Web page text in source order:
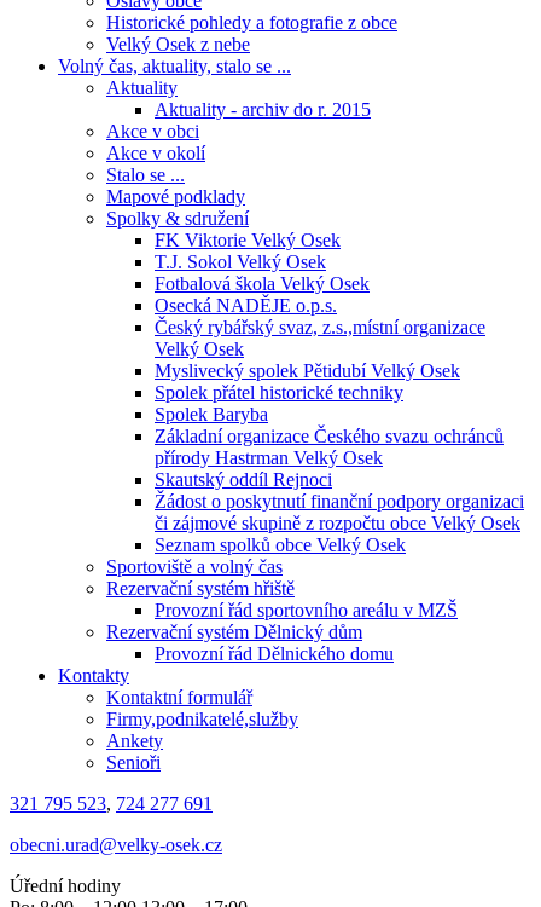
Historické pohledy a fotografie z obce
Velký Osek z nebe
Volný čas, aktuality, stalo se ...
Aktuality
Aktuality - archiv do r. 2015
Akce v obci
Akce v okolí
Stalo se ...
Mapové podklady
Spolky & sdružení
FK Viktorie Velký Osek
T.J. Sokol Velký Osek
Fotbalová škola Velký Osek
Osecká NADĚJE o.p.s.
Český rybářský svaz, z.s.,místní organizace
Velký Osek
Myslivecký spolek Pětidubí Velký Osek
Spolek přátel historické techniky
Spolek Baryba
Základní organizace Českého svazu ochránců
přírody Hastrman Velký Osek
Skautský oddíl Rejnoci
Žádost o poskytnutí finanční podpory organizaci
či zájmové skupině z rozpočtu obce Velký Osek
Seznam spolků obce Velký Osek
Sportoviště a volný čas
Rezervační systém hřiště
Provozní řád sportovního areálu v MZŠ
Rezervační systém Dělnický dům
Provozní řád Dělnického domu
Kontakty
Kontaktní formulář
Firmy,podnikatelé,služby
Ankety
Senioři
321 795 523, 724 277 691
obecni.urad@velky-osek.cz
Úřední hodiny